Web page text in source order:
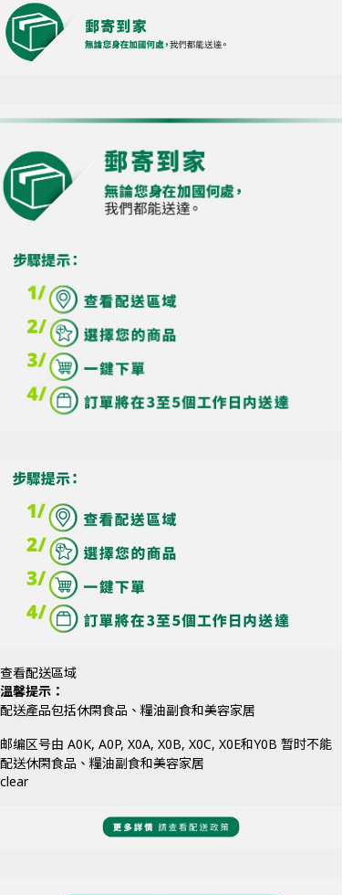
查看配送區域
溫馨提示：
配送產品包括休閑食品、糧油副食和美容家居
邮编区号由 A0K, A0P, X0A, X0B, X0C, X0E和Y0B 暂时不能
配送休閑食品、糧油副食和美容家居
clear